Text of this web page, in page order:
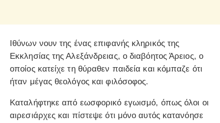
Ιθύνων νουν της ένας επιφανής κληρικός της
Εκκλησίας της Αλεξάνδρειας, ο διαβόητος Άρειος, ο
οποίος κατείχε τη θύραθεν παιδεία και κόμπαζε ότι
ήταν μέγας θεολόγος και φιλόσοφος.
Καταλήφτηκε από εωσφορικό εγωισμό, όπως όλοι οι
αιρεσιάρχες και πίστεψε ότι μόνο αυτός κατανόησε